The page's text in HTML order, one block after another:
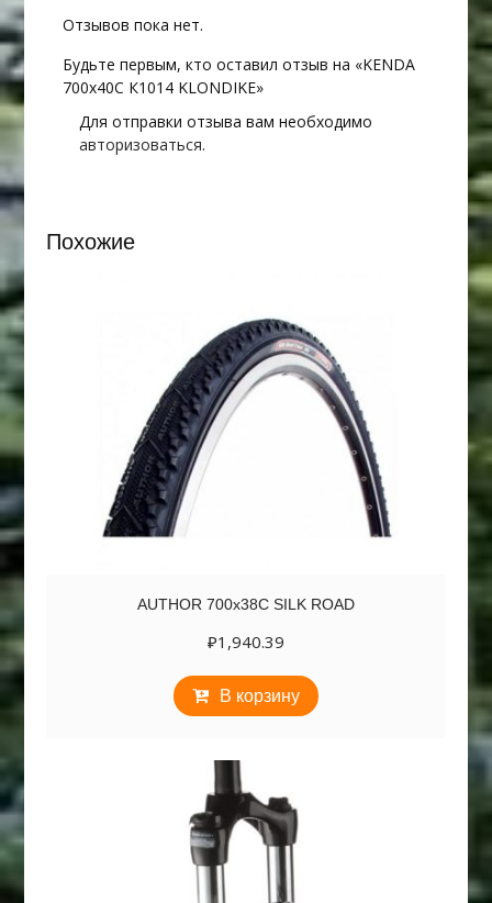
Отзывов пока нет.
Будьте первым, кто оставил отзыв на «KENDA
700х40С К1014 KLONDIKE»
Для отправки отзыва вам необходимо
авторизоваться.
Похожие
AUTHOR 700х38C SILK ROAD
₽1,940.39
В корзину